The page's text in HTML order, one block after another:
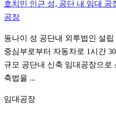
호치민 인근 성, 공단 내 임대
공장
동나이 성 공단내 외투법인 설
중심부로부터 자동차로 1시간
규모 공단내 신축 임대공장으로
축법을 ...
임대공장